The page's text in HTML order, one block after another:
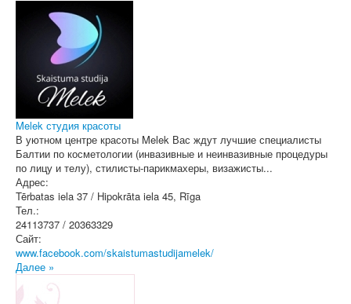
Melek студия красоты
В уютном центре красоты Melek Вас ждут лучшие специалисты
Балтии по косметологии (инвазивные и неинвазивные процедуры
по лицу и телу), стилисты-парикмахеры, визажисты...
Адрес:
Tērbatas iela 37 / Hipokrāta iela 45, Rīga
Тел.:
24113737 / 20363329
Сайт:
www.facebook.com/skaistumastudijamelek/
Далее »